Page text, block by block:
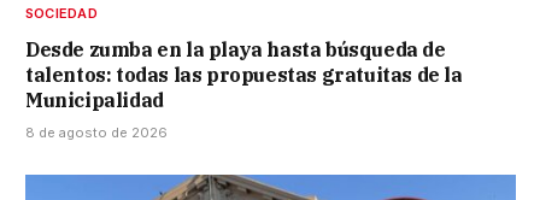
SOCIEDAD
Desde zumba en la playa hasta búsqueda de
talentos: todas las propuestas gratuitas de la
Municipalidad
8 de agosto de 2026